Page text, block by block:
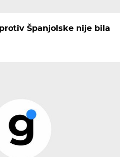
Španjolske nije bila